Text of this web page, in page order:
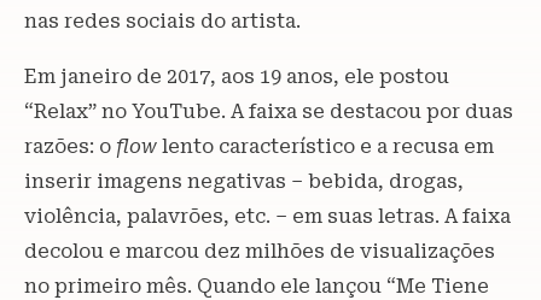
nas redes sociais do artista.
Em janeiro de 2017, aos 19 anos, ele postou
“Relax” no YouTube. A faixa se destacou por duas
razões: o flow lento característico e a recusa em
inserir imagens negativas – bebida, drogas,
violência, palavrões, etc. – em suas letras. A faixa
decolou e marcou dez milhões de visualizações
no primeiro mês. Quando ele lançou “Me Tiene